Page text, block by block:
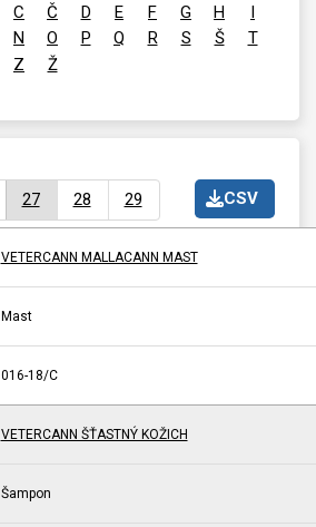
C Č D E F G H
I
N O P Q R S Š
T
Z Ž
CSV
27 28 29
VETERCANN MALLACANN MAST
Mast
016-18/C
VETERCANN ŠŤASTNÝ KOŽICH
Šampon